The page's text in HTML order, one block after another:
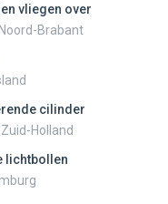
vliegen over
Brabant
cilinder
Holland
lichtbollen